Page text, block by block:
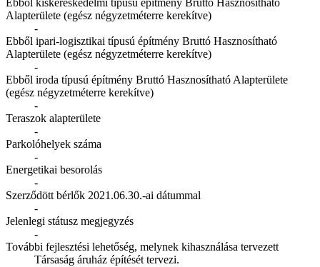
Ebből kiskereskedelmi típusú építmény Bruttó Hasznosítható
Alapterülete (egész négyzetméterre kerekítve)
-
Ebből ipari-logisztikai típusú építmény Bruttó Hasznosítható
Alapterülete (egész négyzetméterre kerekítve)
-
Ebből iroda típusú építmény Bruttó Hasznosítható Alapterülete
(egész négyzetméterre kerekítve)
-
Teraszok alapterülete
-
Parkolóhelyek száma
-
Energetikai besorolás
-
Szerződött bérlők 2021.06.30.-ai dátummal
-
Jelenlegi státusz megjegyzés
-
További fejlesztési lehetőség, melynek kihasználása tervezett
Társaság áruház építését tervezi.